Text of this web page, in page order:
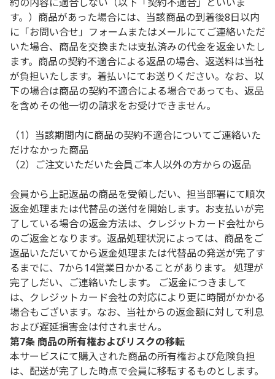
す。）商品があった場合には、当該商品の到着後8日以内
に「お問い合せ」フォームまたはメールにてご連絡いただ
いた場合、商品を交換または支払済みの代金を返金いたし
ます。商品の契約不適合による返品の場合、返送料は当社
が負担いたします。着払いにてお送りください。なお、以
下の場合は商品の契約不適合による場合であっても、返品
を含めその他一切の請求をお受けできません。
（1）当該期間内に商品の契約不適合についてご連絡いた
だけなかった商品
（2）ご注文いただいた会員ご本人以外の方からの返品
会員から上記返品の商品を受領しだい、担当部署にて順次
返金処理または代替品の送付を開始します。お支払いが完
了している場合の返金方法は、クレジットカード会社から
のご返金となります。返品処理状況によっては、商品をご
返品いただいてから返金処理または代替品の発送が完了す
るまでに、7から14営業日かかることがあります。 処理が
完了しだい、ご連絡いたします。 ご返金につきまして
は、クレジットカード会社の対応により更に時間がかかる
場合もございます。なお、当社からの返金額に対して利息
および遅延損害金は付されません。
第7条 商品の所有権およびリスクの移転
本サービスにて購入された商品の所有権および危険負担
は、配送が完了した時点で会員に移転するものとします。